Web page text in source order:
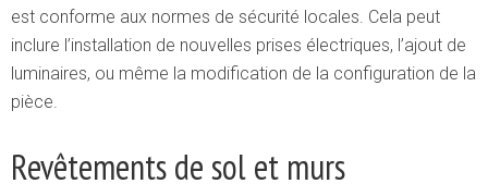
est conforme aux normes de sécurité locales. Cela peut
inclure l’installation de nouvelles prises électriques, l’ajout de
luminaires, ou même la modification de la configuration de la
pièce.
Revêtements de sol et murs